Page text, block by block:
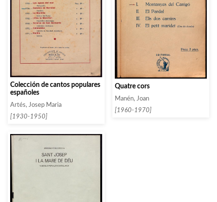
Colección de cantos populares
españoles
Artés, Josep Maria
[1930-1950]
Quatre cors
Manén, Joan
[1960-1970]